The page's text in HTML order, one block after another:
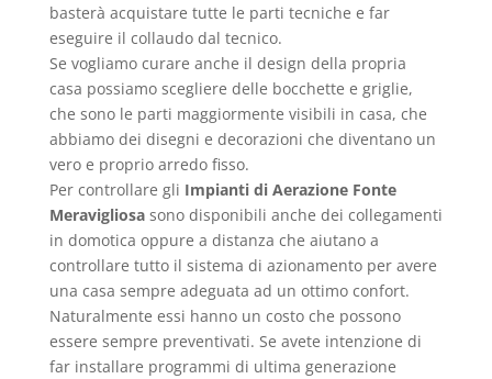
basterà acquistare tutte le parti tecniche e far
eseguire il collaudo dal tecnico.
Se vogliamo curare anche il design della propria
casa possiamo scegliere delle bocchette e griglie,
che sono le parti maggiormente visibili in casa, che
abbiamo dei disegni e decorazioni che diventano un
vero e proprio arredo fisso.
Per controllare gli Impianti di Aerazione Fonte
Meravigliosasono disponibili anche dei collegamenti
in domotica oppure a distanza che aiutano a
controllare tutto il sistema di azionamento per avere
una casa sempre adeguata ad un ottimo confort.
Naturalmente essi hanno un costo che possono
essere sempre preventivati. Se avete intenzione di
far installare programmi di ultima generazione